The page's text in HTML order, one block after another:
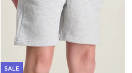
SALE